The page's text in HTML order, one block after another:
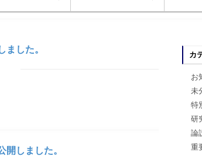
ました。
開しました。
カ
お
未
特
研
論
重